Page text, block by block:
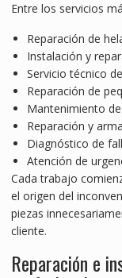
Entre los servicios
Reparación de
Instalación y
Servicio técnico
Reparación de
Mantenimiento
Reparación y
Diagnóstico de
Atención de
Cada trabajo
el origen del
piezas
cliente.
Reparación e